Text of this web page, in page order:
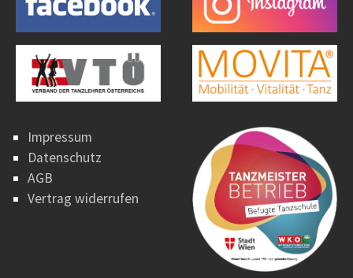
Impressum
Datenschutz
AGB
Vertrag widerrufen